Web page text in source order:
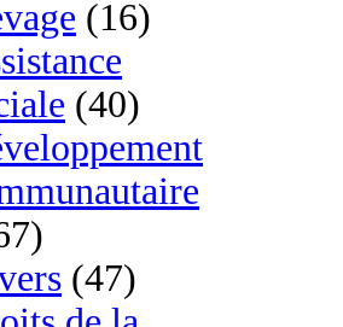
(16)
(40)
(47)